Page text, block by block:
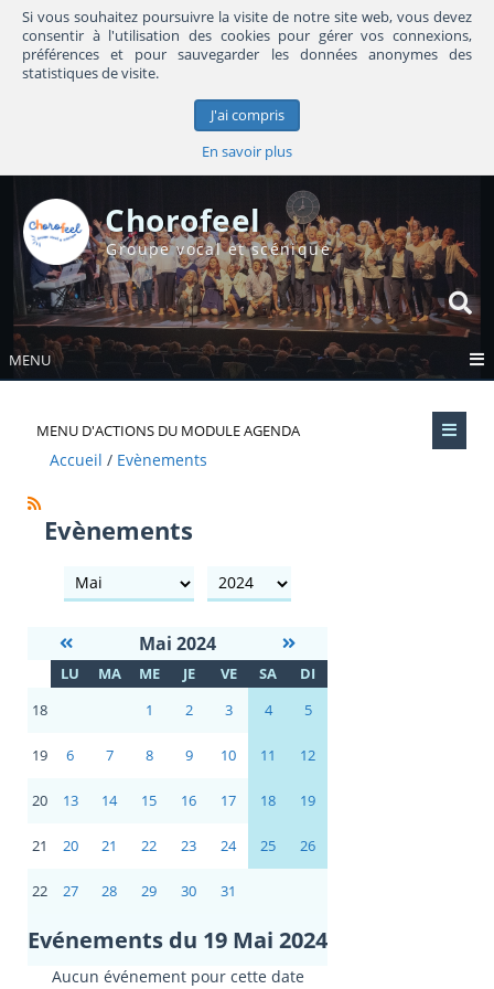
Si vous souhaitez poursuivre la visite de notre site web, vous devez
consentir à l'utilisation des cookies pour gérer vos connexions,
préférences et pour sauvegarder les données anonymes des
statistiques de visite.
J'ai compris
En savoir plus
Chorofeel
Groupe vocal et scénique
MENU
MENU D'ACTIONS DU MODULE AGENDA
Accueil Evènements
Evènements
mois année
Mai 2024
LU MA ME JE VE SA
DI
18
1 2 3 4 5
19 6 7 8 9 10 11 12
20 13 14 15 16 17 18 19
21 20 21 22 23 24 25 26
22 27 28 29 30 31
Evénements du 19 Mai 2024
Aucun événement pour cette date